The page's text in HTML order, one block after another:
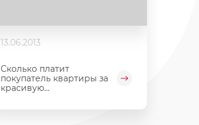
13.06.2013
Сколько платит
покупатель квартиры за
красивую...